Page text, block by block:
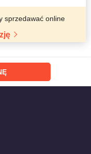
sprzedawać online